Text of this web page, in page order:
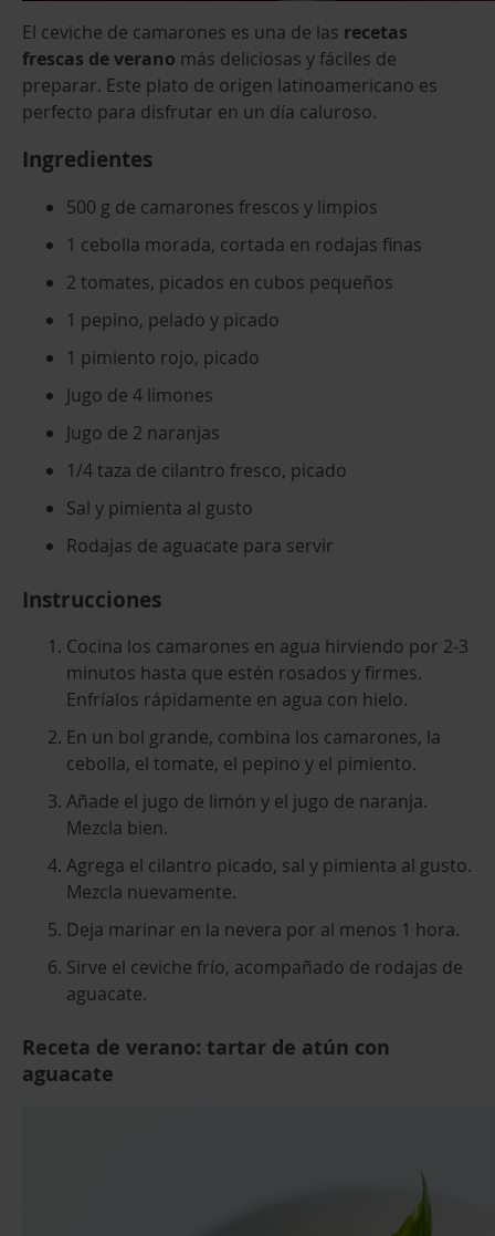
El ceviche de camarones es una de las recetas
frescas de verano más deliciosas y fáciles de
preparar. Este plato de origen latinoamericano es
perfecto para disfrutar en un día caluroso.
Ingredientes
500 g de camarones frescos y limpios
1 cebolla morada, cortada en rodajas finas
2 tomates, picados en cubos pequeños
1 pepino, pelado y picado
1 pimiento rojo, picado
Jugo de 4 limones
Jugo de 2 naranjas
1/4 taza de cilantro fresco, picado
Sal y pimienta al gusto
Rodajas de aguacate para servir
Instrucciones
Cocina los camarones en agua hirviendo por 2-3
minutos hasta que estén rosados y firmes.
Enfríalos rápidamente en agua con hielo.
En un bol grande, combina los camarones, la
cebolla, el tomate, el pepino y el pimiento.
Añade el jugo de limón y el jugo de naranja.
Mezcla bien.
Agrega el cilantro picado, sal y pimienta al gusto.
Mezcla nuevamente.
Deja marinar en la nevera por al menos 1 hora.
Sirve el ceviche frío, acompañado de rodajas de
aguacate.
Receta de verano: tartar de atún con
aguacate